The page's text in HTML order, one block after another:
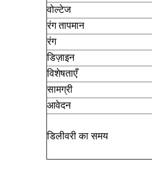
वोल्टेज
रंग तापमान
रंग
डिज़ाइन
विशेषताएँ
सामग्री
आवेदन
डिलीवरी का समय